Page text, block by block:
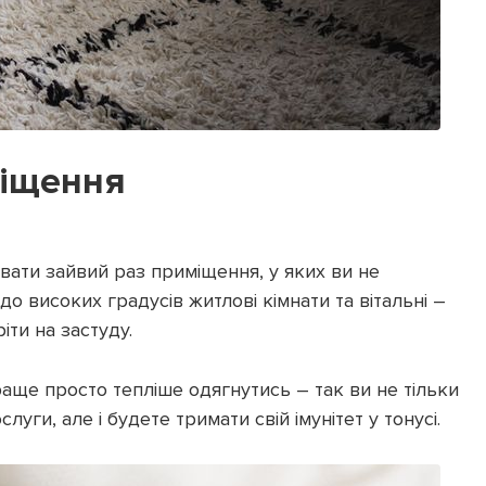
зайвий раз приміщення, у яких ви не
високих градусів житлові кімнати та вітальні –
на застуду.
просто тепліше одягнутись – так ви не тільки
але і будете тримати свій імунітет у тонусі.